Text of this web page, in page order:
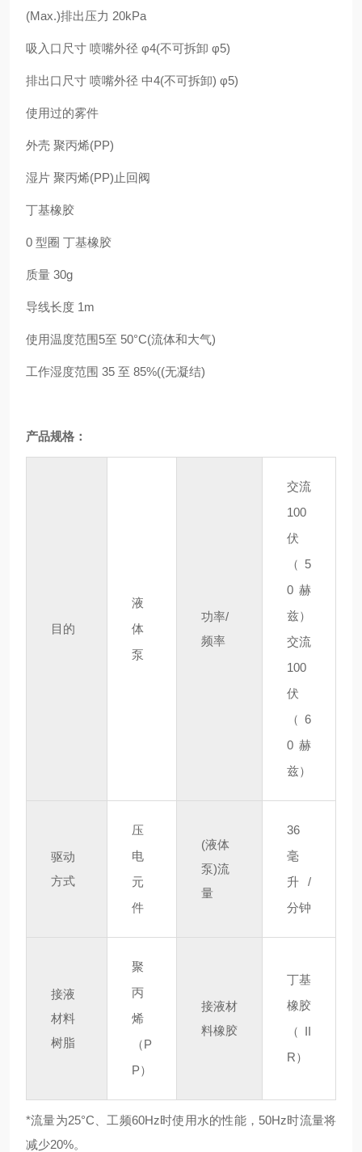
(Max.)排出压力 20kPa
吸入口尺寸 喷嘴外径 φ4(不可拆卸 φ5)
排出口尺寸 喷嘴外径 中4(不可拆卸) φ5)
使用过的雾件
外壳 聚丙烯(PP)
湿片 聚丙烯(PP)止回阀
丁基橡胶
0 型圈 丁基橡胶
质量 30g
导线长度 1m
使用温度范围5至 50°C(流体和大气)
工作湿度范围 35 至 85%((无凝结)
产品规格：
目的
液
体
泵
功率/
频率
交流
100
伏
（5
0 赫
兹）
交流
100
伏
（6
0 赫
兹）
驱动
方式
压
电
元
件
(液体
泵)流
量
36
毫
升 /
分钟
接液
材料
树脂
聚
丙
烯
（P
P）
接液材
料橡胶
丁基
橡胶
（II
R）
*流量为25°C、工频60Hz时使用水的性能，50Hz时流量将
减少20%。